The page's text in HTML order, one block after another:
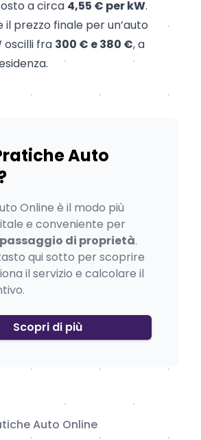
a circa 4,55 € per kW.
il prezzo finale per un’auto
oscilli fra 300 € e 380 €, a
Auto
Online è il modo più
e conveniente per
di proprietà.
qui sotto per scoprire
il servizio e calcolare il
Scopri di più
Auto Online